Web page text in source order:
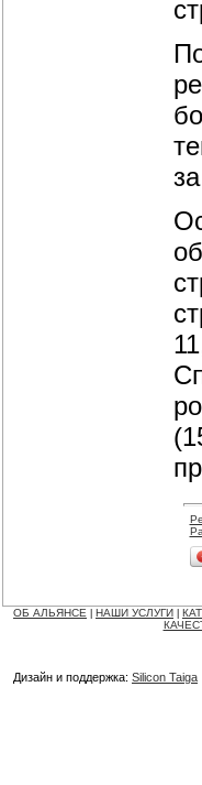
ОБ АЛЬЯНСЕ НАШИ УСЛУГИ
Дизайн и поддержка: Silicon Taiga